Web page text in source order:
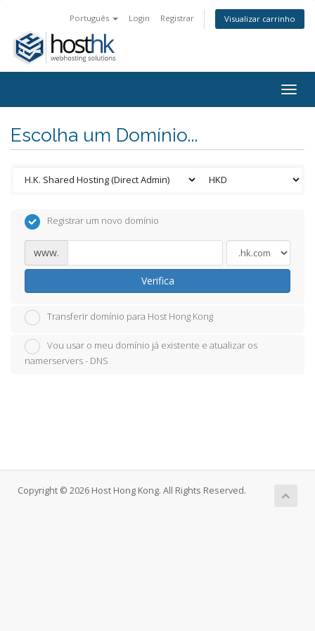
Português Login Registrar Visualizar carrinho
Escolha um Domínio...
Registrar um novo domínio
www.
Verifica
Transferir domínio para Host Hong Kong
Vou usar o meu domínio já existente e atualizar os
namerservers - DNS
Copyright © 2026 Host Hong Kong. All Rights Reserved.